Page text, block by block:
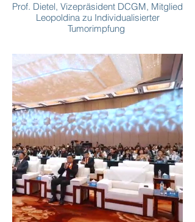
Prof. Dietel, Vizepräsident DCGM, Mitglied
Leopoldina zu Individualisierter
Tumorimpfung